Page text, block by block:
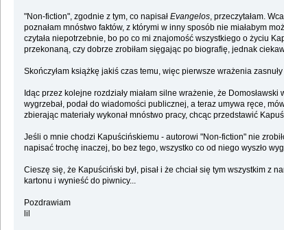
"Non-fiction", zgodnie z tym, co napisał Evangelos, przeczytałam.
poznałam mnóstwo faktów, z którymi w inny sposób nie miałabym
czytała niepotrzebnie, bo po co mi znajomość wszystkiego o życiu
przekonaną, czy dobrze zrobiłam sięgając po biografię, jednak
Skończyłam książkę jakiś czas temu, więc pierwsze wrażenia
Idąc przez kolejne rozdziały miałam silne wrażenie, że
wygrzebał, podał do wiadomości publicznej, a teraz umywa ręce,
zbierając materiały wykonał mnóstwo pracy, chcąc przedstawić
Jeśli o mnie chodzi Kapuścińskiemu - autorowi "Non-fiction" nie
napisać trochę inaczej, bo bez tego, wszystko co od niego wyszło
Cieszę się, że Kapuściński był, pisał i że chciał się tym wszystkim
kartonu i wynieść do piwnicy...
Pozdrawiam
lil